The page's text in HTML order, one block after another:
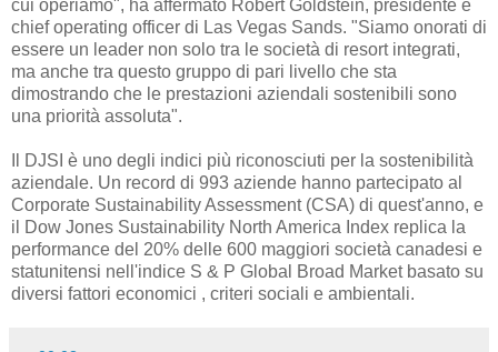
cui operiamo", ha affermato Robert Goldstein, presidente e
chief operating officer di Las Vegas Sands. "Siamo onorati di
essere un leader non solo tra le società di resort integrati,
ma anche tra questo gruppo di pari livello che sta
dimostrando che le prestazioni aziendali sostenibili sono
una priorità assoluta".
Il DJSI è uno degli indici più riconosciuti per la sostenibilità
aziendale. Un record di 993 aziende hanno partecipato al
Corporate Sustainability Assessment (CSA) di quest'anno, e
il Dow Jones Sustainability North America Index replica la
performance del 20% delle 600 maggiori società canadesi e
statunitensi nell'indice S & P Global Broad Market basato su
diversi fattori economici , criteri sociali e ambientali.